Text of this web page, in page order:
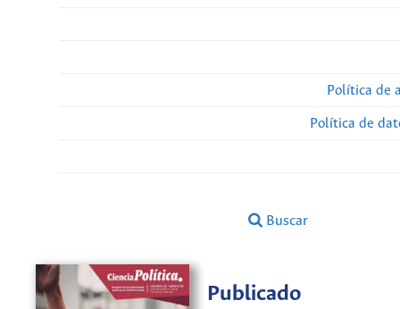
Política de
Política de
Buscar
Publicado